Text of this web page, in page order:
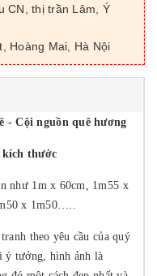
CN, thị trần Lâm, Ý
Hoàng Mai, Hà Nội
- Cội nguồn quê hương
kích thước
như 1m x 60cm, 1m55 x
x 1m50…..
theo yêu cầu của quý
ý tưởng, hình ảnh là